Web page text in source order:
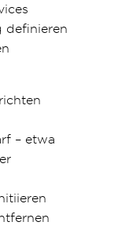
definieren
– etwa